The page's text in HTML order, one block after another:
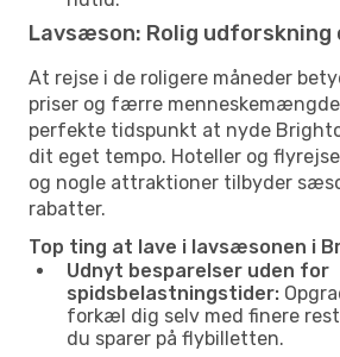
Lavsæson: Rolig udforskning
At rejse i de roligere måneder
priser og færre
perfekte tidspunkt at nyde
dit eget tempo. Hoteller og
og nogle attraktioner tilbyder
rabatter.
Top ting at lave i lavsæsonen i
Udnyt besparelser uden for
spidsbelastningstider:
forkæl dig selv med finere
du sparer på flybilletten.